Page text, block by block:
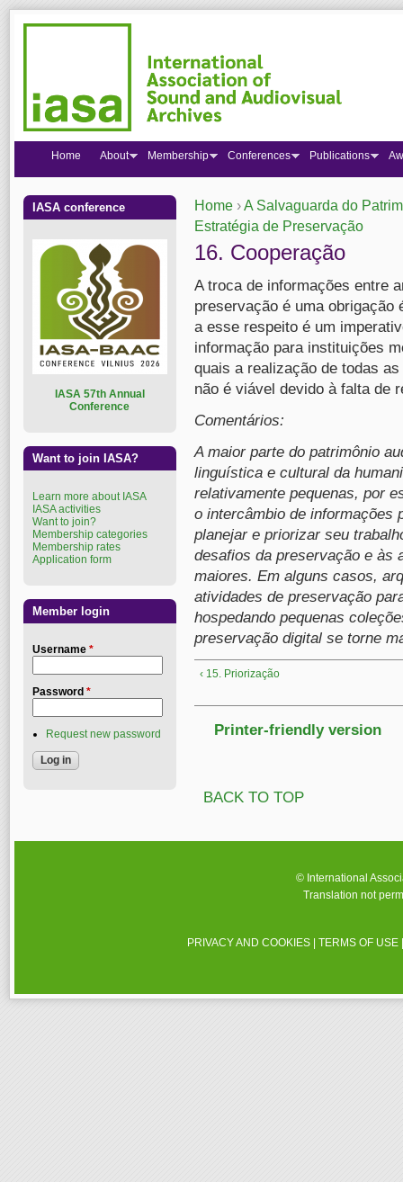
You are here
Home ›A Salvaguarda do
Estratégia de Preservação
16. Cooperação
A troca de informações entre
preservação é uma obrigação
a esse respeito é um
informação para instituições
quais a realização de todas
não é viável devido à falta de
Comentários:
A maior parte do patrimônio
linguística e cultural da
relativamente pequenas, por
o intercâmbio de informações
planejar e priorizar seu
desafios da preservação e às
maiores. Em alguns casos,
atividades de preservação
hospedando pequenas
preservação digital se torne
‹ 15. Priorização
Printer-friendly version
BACK TO TOP
Home About Membership Conferences Publications
IASA conference
ASA 57th Annual
Conference
Want to join IASA?
Learn more about IASA
IASA activities
Want to join?
Membership categories
Membership rates
Application form
Member login
Username *
Password *
Request new password
© International
Translation not
PRIVACY AND COOKIES |TERMS OF USE